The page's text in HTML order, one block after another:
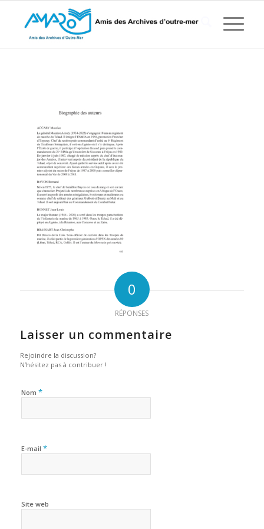
0
RÉPONSES
Laisser un commentaire
Rejoindre la discussion?
N’hésitez pas à contribuer !
Nom *
E-mail *
Site web